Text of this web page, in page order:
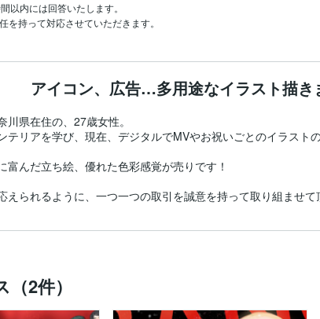
以内には回答いたします。
を持って対応させていただきます。
アイコン、広告…多用途なイラスト描き
川県在住の、27歳女性。
テリアを学び、現在、デジタルでMVやお祝いごとのイラスト
富んだ立ち絵、優れた色彩感覚が売りです！
2件）